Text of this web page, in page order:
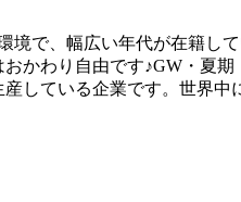
で、幅広い年代が在籍し
かわり自由です♪GW・夏
している企業です。世界